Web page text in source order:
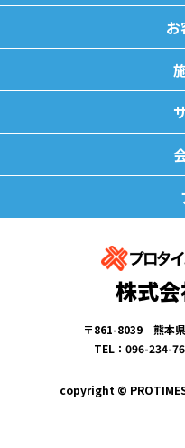
お
株式
〒861-8039 熊本
TEL：096-234-
copyright ©